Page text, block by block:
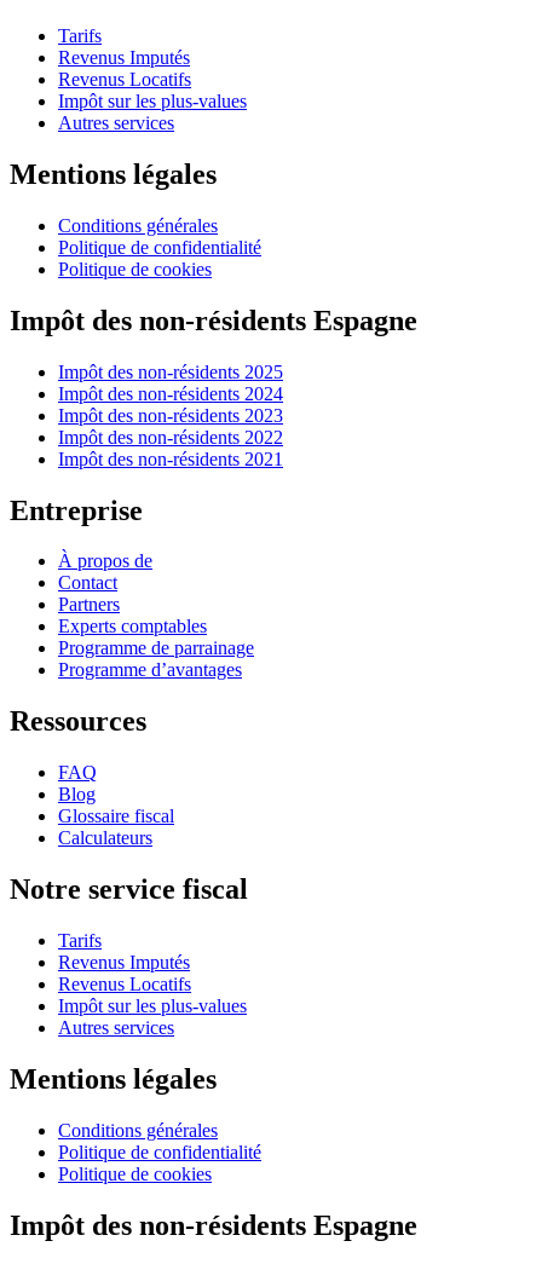
Tarifs
Revenus Imputés
Revenus Locatifs
Impôt sur les plus-values
Autres services
Mentions légales
Conditions générales
Politique de confidentialité
Politique de cookies
Impôt des non-résidents Espagne
Impôt des non-résidents 2025
Impôt des non-résidents 2024
Impôt des non-résidents 2023
Impôt des non-résidents 2022
Impôt des non-résidents 2021
Entreprise
À propos de
Contact
Partners
Experts comptables
Programme de parrainage
Programme d’avantages
Ressources
FAQ
Blog
Glossaire fiscal
Calculateurs
Notre service fiscal
Tarifs
Revenus Imputés
Revenus Locatifs
Impôt sur les plus-values
Autres services
Mentions légales
Conditions générales
Politique de confidentialité
Politique de cookies
Impôt des non-résidents Espagne